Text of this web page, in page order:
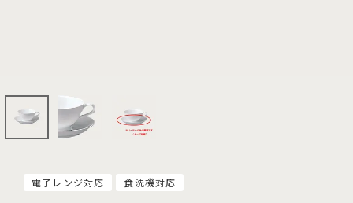
電子レンジ対応 食洗機対応